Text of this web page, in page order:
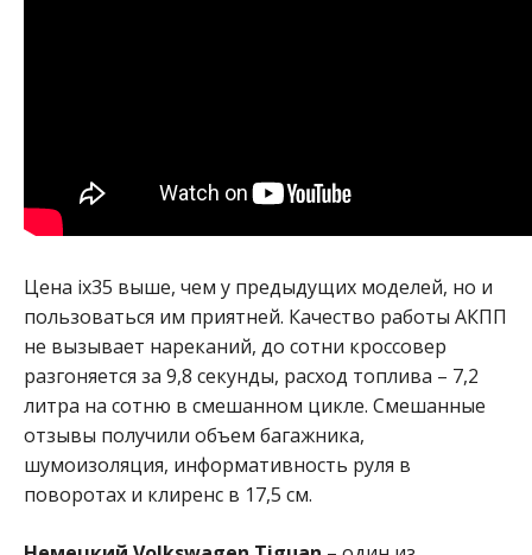
Цена ix35 выше, чем у предыдущих моделей, но и
пользоваться им приятней. Качество работы АКПП
не вызывает нареканий, до сотни кроссовер
разгоняется за 9,8 секунды, расход топлива – 7,2
литра на сотню в смешанном цикле. Смешанные
отзывы получили объем багажника,
шумоизоляция, информативность руля в
поворотах и клиренс в 17,5 см.